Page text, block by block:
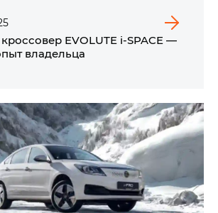
EVOLUTE i‑SPACE —
владельца